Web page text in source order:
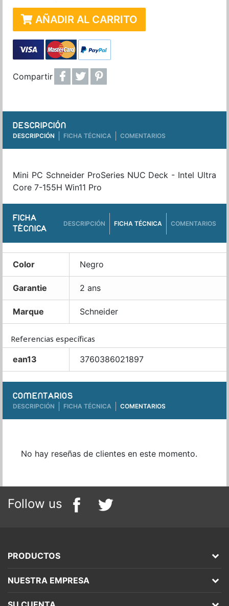
AÑADIR AL CARRITO
Compartir
DESCRIPCIÓN
DESCRIPCIÓN FICHA TÉCNICA COMENTARIOS
Mini PC Schneider ProSeries NUC Deck - Intel Ultra
Core 7-155H Win11 Pro
FICHA
TÉCNICA
DESCRIPCIÓN FICHA TÉCNICA COMENTARIOS
Color Negro
Garantie 2 ans
Marque Schneider
Referencias específicas
ean13
3760386021897
COMENTARIOS
DESCRIPCIÓN FICHA TÉCNICA COMENTARIOS
No hay reseñas de clientes en este momento.
Follow us
PRODUCTOS
NUESTRA EMPRESA